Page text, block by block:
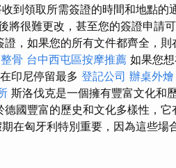
到領取所需簽證的時間和地點的
很難更改，甚至您的簽證申請
，如果您的所有文件都齊全，則
骨 台中西屯區按摩推薦 如果您
印尼停留最多 登記公司 辦桌外燴
斯洛伐克是一個擁有豐富文化和
德國豐富的歷史和文化多樣性，它
在匈牙利特別重要，因為這些場